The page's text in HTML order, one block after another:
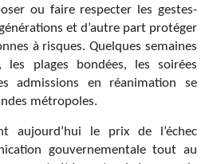
ou faire respecter les gestes-
et d’autre part protéger
à risques. Quelques semaines
les plages bondées, les soirées
admissions en réanimation se
métropoles.
aujourd’hui le prix de l’échec
gouvernementale tout au